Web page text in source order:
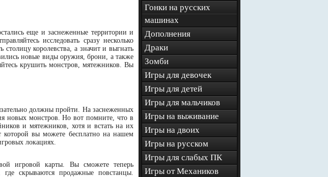
еще и заснеженные территории и
исследовать сразу несколько
королевства, а значит и выгнать
новые виды оружия, брони, а также
крушить монстров, мятежников. Вы
должны пройти. На заснеженных
новых монстров. Но вот помните, что в
и мятежников, хотя и встать на их
которой вы можете бесплатно на нашем
локациях.
игровой карты. Вы сможете теперь
скрываются продажные повстанцы.
Гонки на русских
машинах
Дополнения
Драки
Зомби
Игры для девочек
Игры для детей
Игры для мальчиков
Игры на выживание
Игры на двоих
Игры на русском
Игры для слабых ПК
Игры от Механиков